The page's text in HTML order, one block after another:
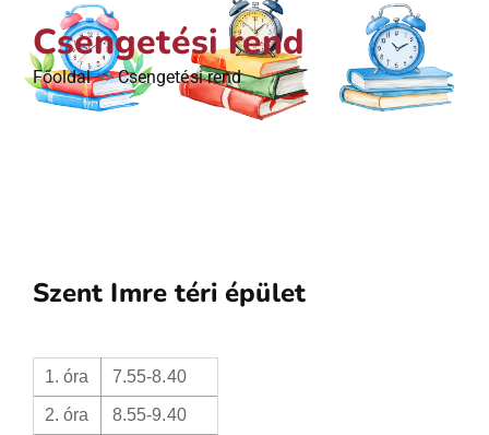
Csengetési rend
Főoldal>>Csengetési rend
Szent Imre téri épület
1. óra 7.55-8.40
2. óra 8.55-9.40